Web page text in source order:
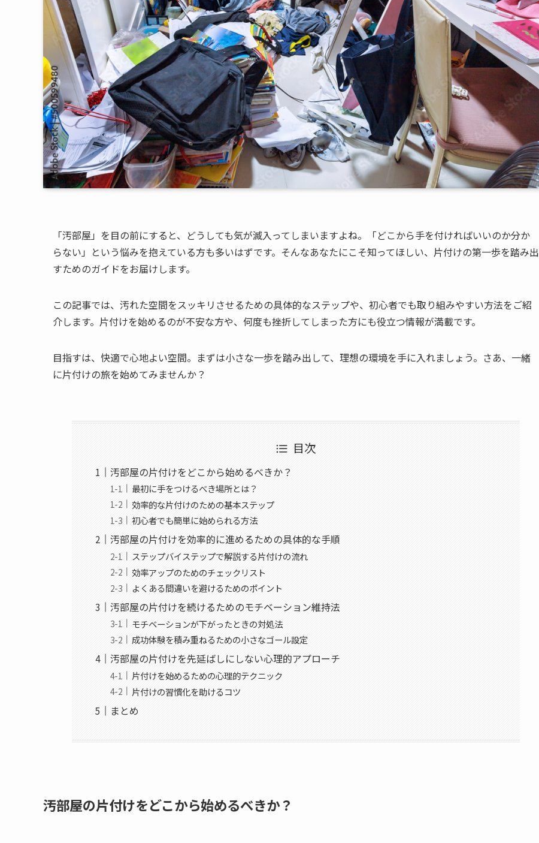
「汚部屋」を目の前にすると、どうしても気が滅入ってしまいますよね。「どこから手を付ければいいのか分か
らない」という悩みを抱えている方も多いはずです。そんなあなたにこそ知ってほしい、片付けの第一歩を踏み出
すためのガイドをお届けします。
この記事では、汚れた空間をスッキリさせるための具体的なステップや、初心者でも取り組みやすい方法をご紹
介します。片付けを始めるのが不安な方や、何度も挫折してしまった方にも役立つ情報が満載です。
目指すは、快適で心地よい空間。まずは小さな一歩を踏み出して、理想の環境を手に入れましょう。さあ、一緒
に片付けの旅を始めてみませんか？
目次
汚部屋の片付けをどこから始めるべきか？
最初に手をつけるべき場所とは？
効率的な片付けのための基本ステップ
初心者でも簡単に始められる方法
汚部屋の片付けを効率的に進めるための具体的な手順
ステップバイステップで解説する片付けの流れ
効率アップのためのチェックリスト
よくある間違いを避けるためのポイント
汚部屋の片付けを続けるためのモチベーション維持法
モチベーションが下がったときの対処法
成功体験を積み重ねるための小さなゴール設定
汚部屋の片付けを先延ばしにしない心理的アプローチ
片付けを始めるための心理的テクニック
片付けの習慣化を助けるコツ
まとめ
汚部屋の片付けをどこから始めるべきか？